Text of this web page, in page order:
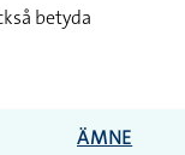
betyda
ÄMNE